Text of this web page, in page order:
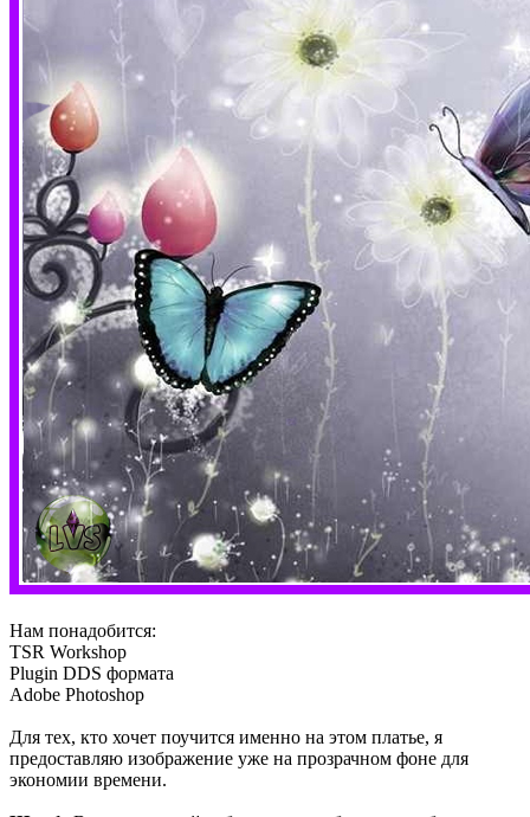
Нам понадобится:
TSR Workshop
Plugin DDS формата
Adobe Photoshop
Для тех, кто хочет поучится именно на этом платье, я
предоставляю изображение уже на прозрачном фоне для
экономии времени.